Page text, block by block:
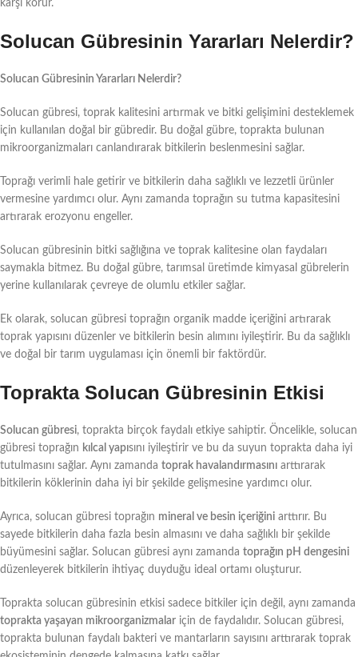
karşı korur.
Solucan Gübresinin Yararları Nelerdir?
Solucan Gübresinin Yararları Nelerdir?
Solucan gübresi, toprak kalitesini artırmak ve bitki gelişimini desteklemek
için kullanılan doğal bir gübredir. Bu doğal gübre, toprakta bulunan
mikroorganizmaları canlandırarak bitkilerin beslenmesini sağlar.
Toprağı verimli hale getirir ve bitkilerin daha sağlıklı ve lezzetli ürünler
vermesine yardımcı olur. Aynı zamanda toprağın su tutma kapasitesini
artırarak erozyonu engeller.
Solucan gübresinin bitki sağlığına ve toprak kalitesine olan faydaları
saymakla bitmez. Bu doğal gübre, tarımsal üretimde kimyasal gübrelerin
yerine kullanılarak çevreye de olumlu etkiler sağlar.
Ek olarak, solucan gübresi toprağın organik madde içeriğini artırarak
toprak yapısını düzenler ve bitkilerin besin alımını iyileştirir. Bu da sağlıklı
ve doğal bir tarım uygulaması için önemli bir faktördür.
Toprakta Solucan Gübresinin Etkisi
Solucan gübresi, toprakta birçok faydalı etkiye sahiptir. Öncelikle, solucan
gübresi toprağın kılcal yapısını iyileştirir ve bu da suyun toprakta daha iyi
tutulmasını sağlar. Aynı zamanda toprak havalandırmasını arttırarak
bitkilerin köklerinin daha iyi bir şekilde gelişmesine yardımcı olur.
Ayrıca, solucan gübresi toprağın mineral ve besin içeriğini arttırır. Bu
sayede bitkilerin daha fazla besin almasını ve daha sağlıklı bir şekilde
büyümesini sağlar. Solucan gübresi aynı zamanda toprağın pH dengesini
düzenleyerek bitkilerin ihtiyaç duyduğu ideal ortamı oluşturur.
Toprakta solucan gübresinin etkisi sadece bitkiler için değil, aynı zamanda
toprakta yaşayan mikroorganizmalar için de faydalıdır. Solucan gübresi,
toprakta bulunan faydalı bakteri ve mantarların sayısını arttırarak toprak